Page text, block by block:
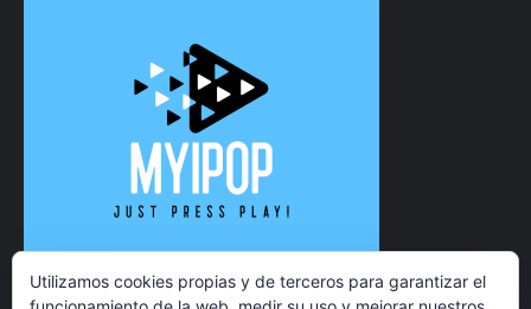
Utilizamos cookies propias y de terceros para garantizar el